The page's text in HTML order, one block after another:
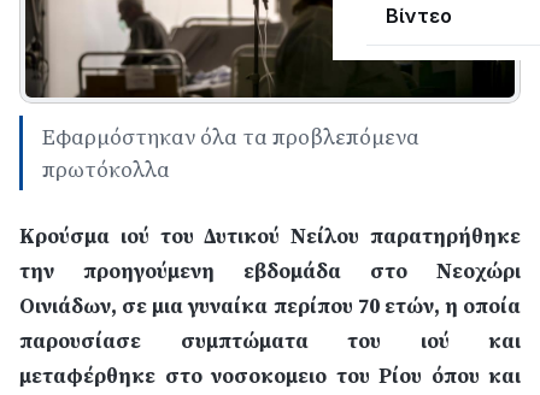
Βίντεο
Εφαρμόστηκαν όλα τα προβλεπόμενα
πρωτόκολλα
Κρούσμα ιού του Δυτικού Νείλου παρατηρήθηκε
την προηγούμενη εβδομάδα στο Νεοχώρι
Οινιάδων, σε μια γυναίκα περίπου 70 ετών, η οποία
παρουσίασε συμπτώματα του ιού και
μεταφέρθηκε στο νοσοκομειο του Ρίου όπου και